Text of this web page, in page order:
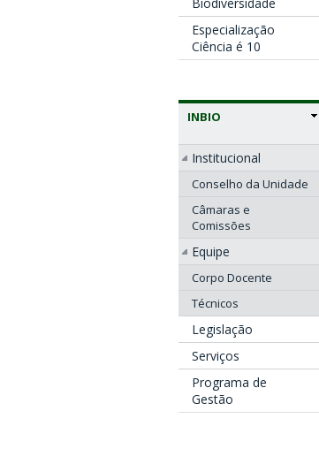
Especialização
Ciência é 10
INBIO
Institucional
Conselho da Unidade
Câmaras e
Comissões
Equipe
Corpo Docente
Técnicos
Legislação
Serviços
Programa de
Gestão